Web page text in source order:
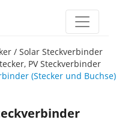
/ Solar Steckverbinder
PV Steckverbinder
(Stecker und Buchse)